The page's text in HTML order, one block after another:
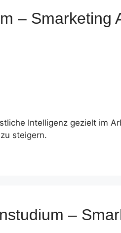
– Smarketing
Intelligenz gezielt im
steigern.
–